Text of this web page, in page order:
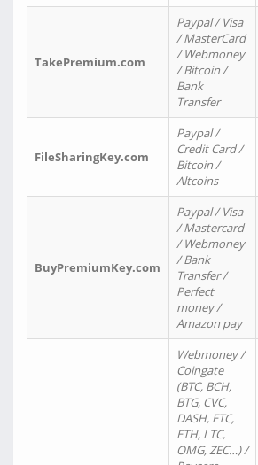
TakePremium.com
Paypal / Visa
/ MasterCard
/ Webmoney
/ Bitcoin /
Bank
Transfer
FileSharingKey.com
Paypal /
Credit Card /
Bitcoin /
Altcoins
BuyPremiumKey.com
Paypal / Visa
/ Mastercard
/ Webmoney
/ Bank
Transfer /
Perfect
money /
Amazon pay
Webmoney /
Coingate
(BTC, BCH,
BTG, CVC,
DASH, ETC,
ETH, LTC,
OMG, ZEC…) /